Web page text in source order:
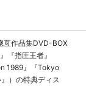
亙作品集DVD-BOX
『指圧王者』
1989』『Tokyo
）の特典ディス